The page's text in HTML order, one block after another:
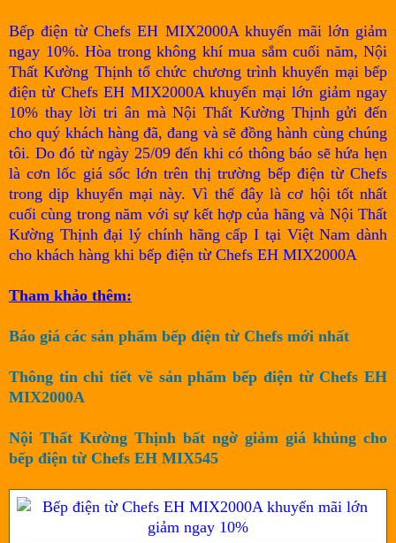
Bếp điện từ Chefs EH MIX2000A khuyến mãi lớn giảm
ngay 10%. Hòa trong không khí mua sắm cuối năm, Nội
Thất Kường Thịnh tổ chức chương trình khuyến mại bếp
điện từ Chefs EH MIX2000A khuyến mại lớn giảm ngay
10% thay lời tri ân mà Nội Thất Kường Thịnh gửi đến
cho quý khách hàng đã, đang và sẽ đồng hành cùng chúng
tôi. Do đó từ ngày 25/09 đến khi có thông báo sẽ hứa hẹn
là cơn lốc giá sốc lớn trên thị trường bếp điện từ Chefs
trong dịp khuyến mại này. Vì thế đây là cơ hội tốt nhất
cuối cùng trong năm với sự kết hợp của hãng và Nội Thất
Kường Thịnh đại lý chính hãng cấp I tại Việt Nam dành
cho khách hàng khi bếp điện từ Chefs EH MIX2000A
Tham khảo thêm:
Báo giá các sản phẩm bếp điện từ Chefs mới nhất
Thông tin chi tiết về sản phẩm bếp điện từ Chefs EH
MIX2000A
Nội Thất Kường Thịnh bất ngờ giảm giá khủng cho
bếp điện từ Chefs EH MIX545